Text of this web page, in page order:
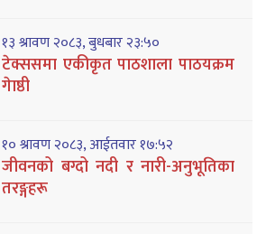
१३ श्रावण २०८३, बुधबार २३:५०
टेक्ससमा एकीकृत पाठशाला पाठयक्रम
गेाष्ठी
१० श्रावण २०८३, आईतवार १७:५२
जीवनको बग्दो नदी र नारी-अनुभूतिका
तरङ्गहरू